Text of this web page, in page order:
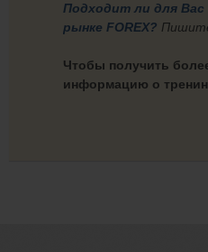
Подходит ли для
рынке FOREX?
Чтобы получить
информацию о